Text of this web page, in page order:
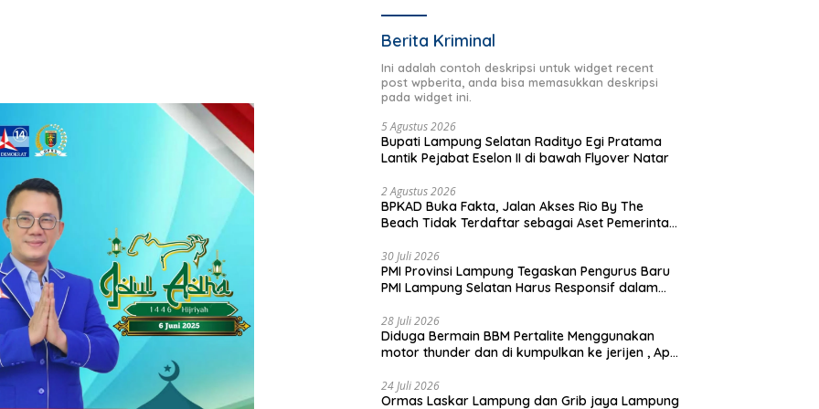
Berita Kriminal
Ini adalah contoh deskripsi untuk widget recent
post wpberita, anda bisa memasukkan deskripsi
pada widget ini.
5 Agustus 2026
Bupati Lampung Selatan Radityo Egi Pratama
Lantik Pejabat Eselon II di bawah Flyover Natar
2 Agustus 2026
BPKAD Buka Fakta, Jalan Akses Rio By The
Beach Tidak Terdaftar sebagai Aset Pemerintah
30 Juli 2026
PMI Provinsi Lampung Tegaskan Pengurus Baru
PMI Lampung Selatan Harus Responsif dalam
28 Juli 2026
Diduga Bermain BBM Pertalite Menggunakan
motor thunder dan di kumpulkan ke jerijen , Apri
24 Juli 2026
Ormas Laskar Lampung dan Grib jaya Lampung